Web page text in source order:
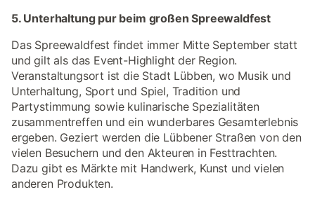
5. Unterhaltung pur beim großen Spreewaldfest
Das Spreewaldfest findet immer Mitte September statt
und gilt als das Event-Highlight der Region.
Veranstaltungsort ist die Stadt Lübben, wo Musik und
Unterhaltung, Sport und Spiel, Tradition und
Partystimmung sowie kulinarische Spezialitäten
zusammentreffen und ein wunderbares Gesamterlebnis
ergeben. Geziert werden die Lübbener Straßen von den
vielen Besuchern und den Akteuren in Festtrachten.
Dazu gibt es Märkte mit Handwerk, Kunst und vielen
anderen Produkten.